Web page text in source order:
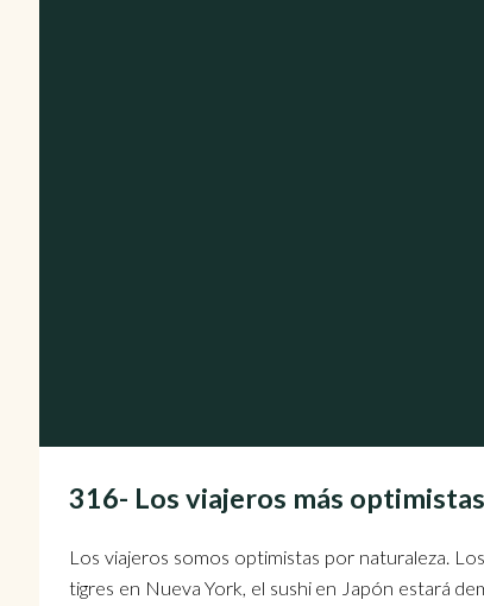
316- Los viajeros más
Los viajeros somos optimistas por naturaleza.
tigres en Nueva York, el sushi en Japón estará